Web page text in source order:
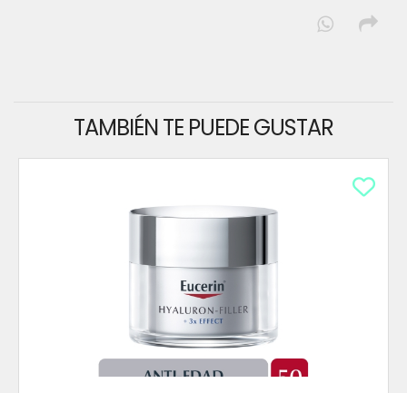
TAMBIÉN TE PUEDE GUSTAR